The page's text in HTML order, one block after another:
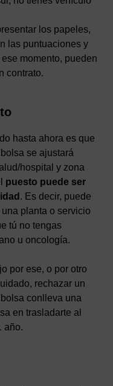
los papeles,
las puntuaciones y
momento, pueden
contrato.
hasta ahora es que
se ajustará
hospital y zona
puesto puede ser
. Es decir, puede
planta o servicio
tú no tengas
u oncología.
por ese, o por otro
rechazar un
conlleva una
en trasladarte al
año.